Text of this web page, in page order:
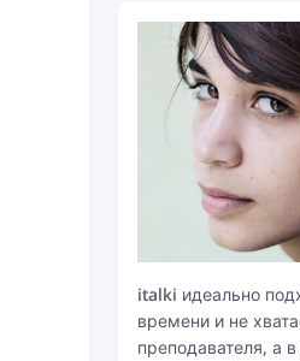
italki идеально
времени и не
преподавателя, а